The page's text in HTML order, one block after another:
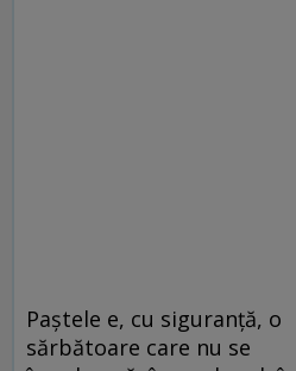
Paştele e, cu siguranţă, o
sărbătoare care nu se